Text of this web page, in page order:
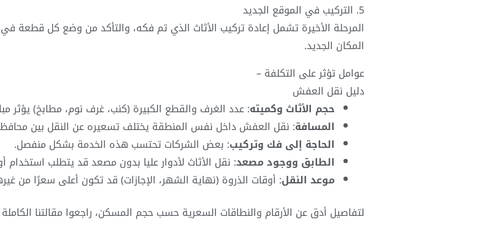
5. التركيب في الموقع الجديد
المرحلة الأخيرة تشمل إعادة تركيب الأثاث الذي تم فكه، والتأكد من وضع كل قطعة في
المكان الجديد.
عوامل تؤثر على التكلفة –
دليل نقل العفش
حجم الأثاث وكميته: عدد الغرف والقطع الكبيرة (كنب، غرف نوم، مطابخ)
المسافة: نقل العفش داخل نفس المنطقة يختلف تسعيره عن النقل بين
الحاجة إلى فك وتركيب: بعض الشركات تحتسب هذه الخدمة بشكل منفصل.
الطابق ووجود مصعد: نقل الأثاث لأدوار عليا بدون مصعد قد يتطلب استخدام
موعد النقل: أوقات الذروة (نهاية الشهر، الإجازات) قد تكون أعلى سعرًا من
لتفاصيل أدق عن الأرقام والنطاقات السعرية حسب حجم المسكن، راجعوا مقالتنا